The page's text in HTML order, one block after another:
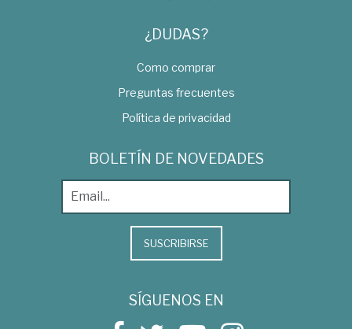
¿DUDAS?
Como comprar
Preguntas frecuentes
Política de privacidad
BOLETÍN DE NOVEDADES
SUSCRIBIRSE
SÍGUENOS EN